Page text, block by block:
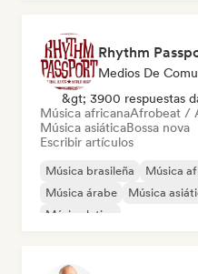
Rhythm
Medios De
&gt; 3900 respuestas
Música africanaAfrobeat /
Música asiáticaBossa nova
Escribir artículos
Música brasileña Música
Música árabe
Música
Música latina